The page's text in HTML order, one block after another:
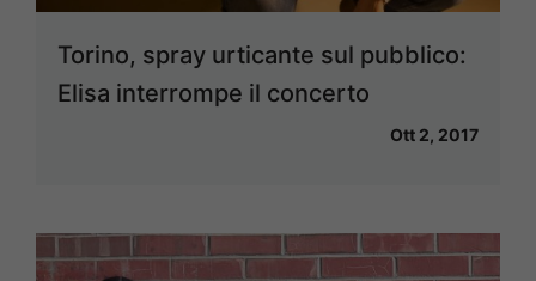
Torino, spray urticante sul pubblico:
Elisa interrompe il concerto
Ott 2, 2017